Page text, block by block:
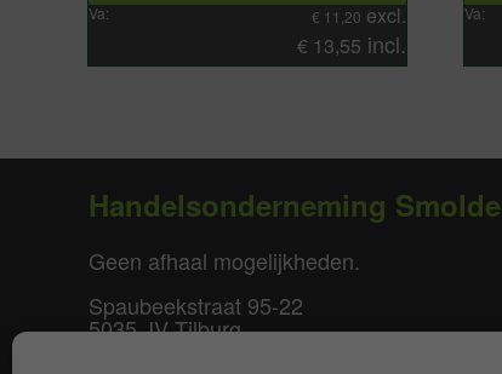
Va: € 11,20 excl.
€ 13,55 incl.
Va:
Handelsonderneming
Geen afhaal mogelijkheden.
Spaubeekstraat 95-22
5035 JV Tilburg